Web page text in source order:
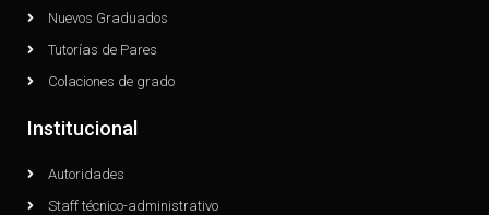
Nuevos Graduados
Tutorías de Pares
Colaciones de grado
Institucional
Autoridades
Staff técnico-administrativo